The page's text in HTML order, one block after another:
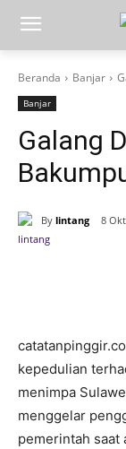
Beranda Banjar
Banjar
Galang
By lintang 8
kepedulian
menimpa
menggelar
pemerintah saat